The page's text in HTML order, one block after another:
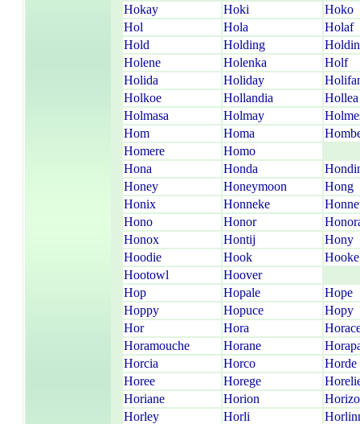
Hokay Hoki
Hoko
Hol
Hola
Holaf
Hold
Holding
Holene
Holenka
Holf
Holida
Holiday
Holkoe
Hollandia
Hollea
Holmasa
Holmay
Hom
Homa
Homere
Homo
Hona
Honda
Honey
Honeymoon
Hong
Honix
Honneke
Hono
Honor
Honox
Hontij
Hony
Hoodie
Hook
Hooke
Hootowl
Hoover
Hop
Hopale
Hope
Hoppy
Hopuce
Hopy
Hor
Hora
Horamouche
Horane
Horcia
Horco
Horde
Horee
Horege
Horiane
Horion
Horley
Horli